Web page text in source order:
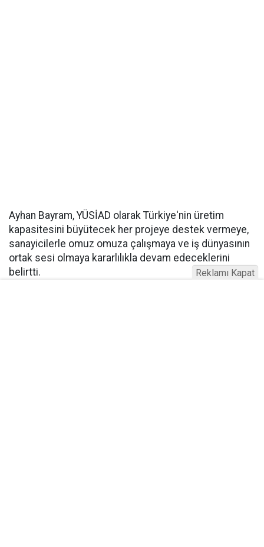
Ayhan Bayram, YÜSİAD olarak Türkiye'nin üretim
kapasitesini büyütecek her projeye destek vermeye,
sanayicilerle omuz omuza çalışmaya ve iş dünyasının
ortak sesi olmaya kararlılıkla devam edeceklerini
belirtti.
Reklamı Kapat